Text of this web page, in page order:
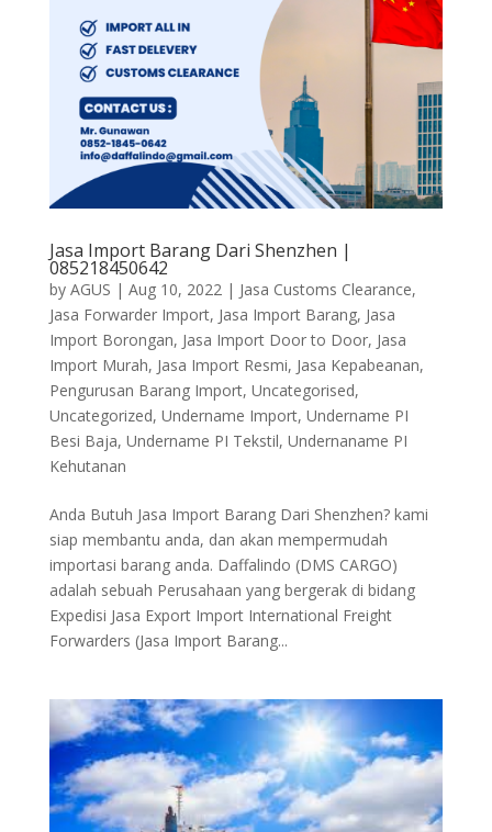
Jasa Import Barang Dari Shenzhen |
085218450642
by AGUS | Aug 10, 2022| Jasa Customs Clearance,
Jasa Forwarder Import, Jasa Import Barang, Jasa
Import Borongan, Jasa Import Door to Door, Jasa
Import Murah, Jasa Import Resmi, Jasa Kepabeanan,
Pengurusan Barang Import, Uncategorised,
Uncategorized, Undername Import, Undername PI
Besi Baja, Undername PI Tekstil, Undernaname PI
Kehutanan
Anda Butuh Jasa Import Barang Dari Shenzhen? kami
siap membantu anda, dan akan mempermudah
importasi barang anda. Daffalindo (DMS CARGO)
adalah sebuah Perusahaan yang bergerak di bidang
Expedisi Jasa Export Import International Freight
Forwarders (Jasa Import Barang...